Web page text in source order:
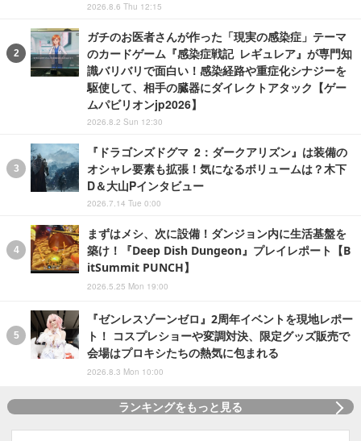
2026.8.6 Thu 12:15
ガチのお医者さんが作った「現実の感染症」テーマ
のカードゲーム『感染症戦記 レギュレア』が専門知
識バリバリで面白い！感染経路や重症化シナジーを
駆使して、相手の臓器にダイレクトアタック【ゲー
ムパビリオンjp2026】
2026.8.2 Sun 12:30
『ドラゴンズドグマ 2：ダークアリズン』は装備の
オシャレ要素も拡張！気になるボリュームは？木下
D＆大山Pインタビュー
2026.7.14 Tue 0:00
まずはメシ、次に設備！ダンジョン内に生活基盤を
築け！『Deep Dish Dungeon』プレイレポート【B
itSummit PUNCH】
2026.5.25 Mon 19:00
『ゼンレスゾーンゼロ』2周年イベントを現地レポー
ト！ コスプレショーや変調対決、限定グッズ販売で
会場はプロキシたちの熱気に包まれる
2026.8.3 Mon 10:00
ランキングをもっと見る